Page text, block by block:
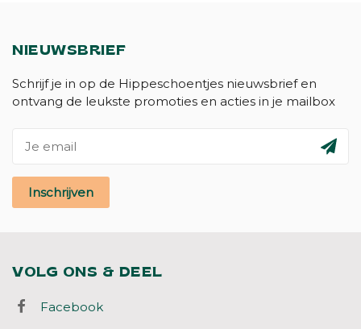
NIEUWSBRIEF
Schrijf je in op de Hippeschoentjes nieuwsbrief en
ontvang de leukste promoties en acties in je mailbox
Inschrijven
VOLG ONS & DEEL
Facebook